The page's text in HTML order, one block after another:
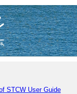
STCW User Guide